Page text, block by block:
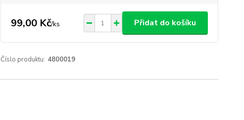
99,00 Kč/ks Přidat do košíku
Číslo produktu: 4800019